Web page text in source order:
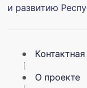
и развитию
О проекте